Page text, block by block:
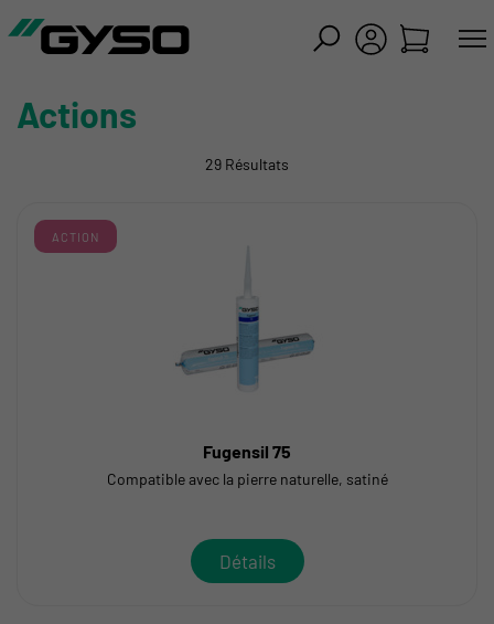
Actions
29 Résultats
ACTION
Fugensil 75
Compatible avec la pierre naturelle, satiné
Détails